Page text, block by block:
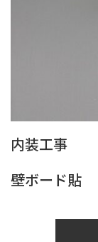
内装工事
壁ボード貼